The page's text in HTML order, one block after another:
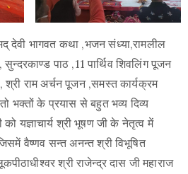
देवी भागवत कथा ,भजन संध्या,रामलील
पाठ ,11 पार्थिव शिवलिंग पूजन
श्री राम अर्चन पूजन ,समस्त कार्यक्रम
भक्तों के प्रयास से बहुत भव्य दिव्य
यज्ञाचार्य श्री भूषण जी के नेतृत्व में
वैष्णव सन्त अनन्त श्री विभूषित
श्री राजेन्द्र दास जी महाराज